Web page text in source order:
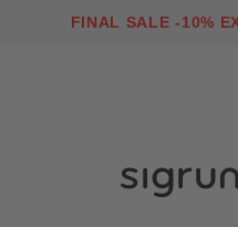
FINAL SALE -10%